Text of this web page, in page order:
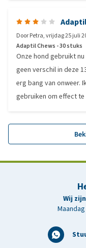
DoorPetra,vrijdag 25 juli
Adaptil Chews - 30 stuks
Onze hond gebruikt
geen verschil in deze
erg bang van onweer.
gebruiken om effect te
Wij